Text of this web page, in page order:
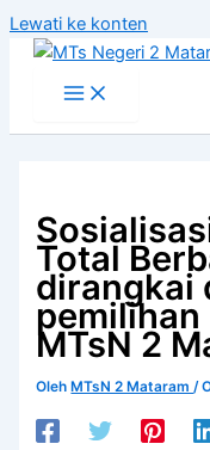
Lewati ke konten
Total
dirangkai
pemilihan
MTsN 2
Oleh MTsN 2 Mataram/